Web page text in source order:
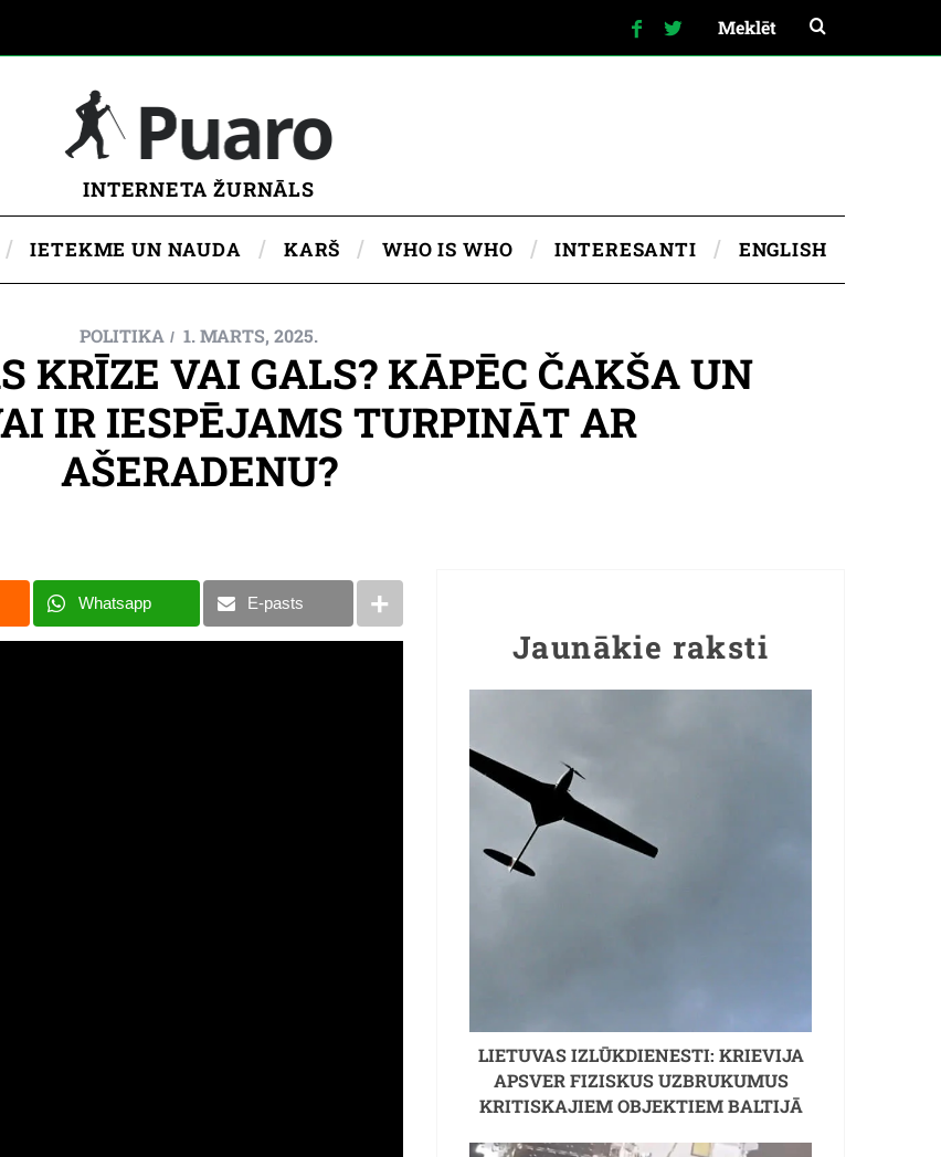
INTERNETA ŽURNĀLS
IETEKME UN NAUDA KARŠ WHO IS WHO INTERESANTI ENGLISH
POLITIKA 1. MARTS, 2025.
KRĪZE VAI GALS? KĀPĒC ČAKŠA UN
IR IESPĒJAMS TURPINĀT AR
AŠERADENU?
Whatsapp E-pasts
Jaunākie raksti
LIETUVAS IZLŪKDIENESTI: KRIEVIJA
APSVER FIZISKUS UZBRUKUMUS
KRITISKAJIEM OBJEKTIEM BALTIJĀ